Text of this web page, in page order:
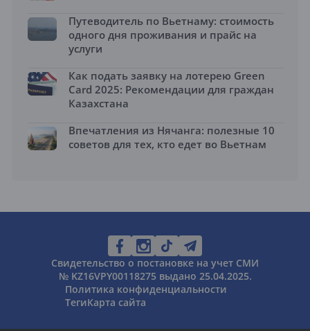
Путеводитель по Вьетнаму: стоимость
одного дня проживания и прайс на
услуги
Как подать заявку на лотерею Green
Card 2025: Рекомендации для граждан
Казахстана
Впечатления из Нячанга: полезные 10
советов для тех, кто едет во Вьетнам
Свидетельство о постановке на учет СМИ
№ KZ16VPY00118275 выдано 25.04.2025.
Политика конфиденциальности
ТегиКарта сайта